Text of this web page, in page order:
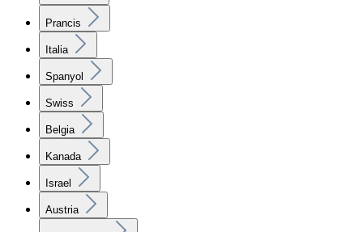
Prancis
Italia
Spanyol
Swiss
Belgia
Kanada
Israel
Austria